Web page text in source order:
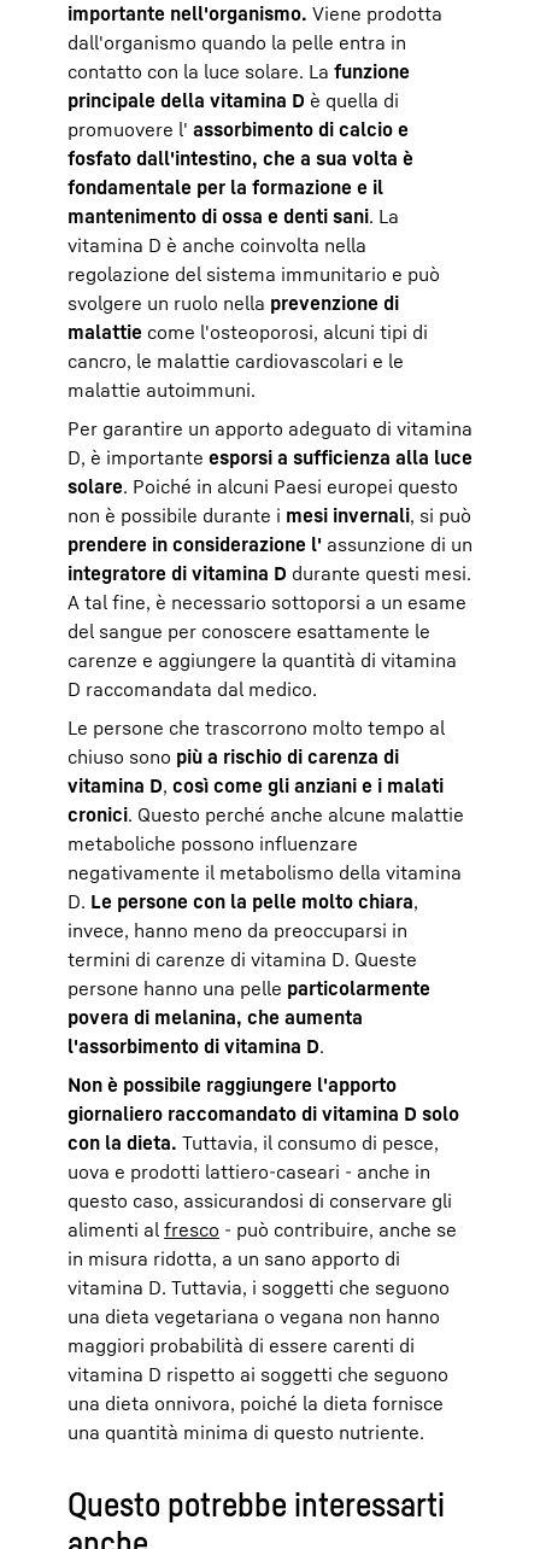
importante nell'organismo. Viene prodotta
dall'organismo quando la pelle entra in
contatto con la luce solare. La funzione
principale della vitamina D è quella di
promuovere l' assorbimento di calcio e
fosfato dall'intestino, che a sua volta è
fondamentale per la formazione e il
mantenimento di ossa e denti sani. La
vitamina D è anche coinvolta nella
regolazione del sistema immunitario e può
svolgere un ruolo nella prevenzione di
malattie come l'osteoporosi, alcuni tipi di
cancro, le malattie cardiovascolari e le
malattie autoimmuni.
Per garantire un apporto adeguato di vitamina
D, è importante esporsi a sufficienza alla luce
solare. Poiché in alcuni Paesi europei questo
non è possibile durante i mesi invernali, si può
prendere in considerazione l' assunzione di un
integratore di vitamina D durante questi mesi.
A tal fine, è necessario sottoporsi a un esame
del sangue per conoscere esattamente le
carenze e aggiungere la quantità di vitamina
D raccomandata dal medico.
Le persone che trascorrono molto tempo al
chiuso sono più a rischio di carenza di
vitamina D, così come gli anziani e i malati
cronici. Questo perché anche alcune malattie
metaboliche possono influenzare
negativamente il metabolismo della vitamina
D. Le persone con la pelle molto chiara,
invece, hanno meno da preoccuparsi in
termini di carenze di vitamina D. Queste
persone hanno una pelle particolarmente
povera di melanina, che aumenta
l'assorbimento di vitamina D.
Non è possibile raggiungere l'apporto
giornaliero raccomandato di vitamina D solo
con la dieta. Tuttavia, il consumo di pesce,
uova e prodotti lattiero-caseari - anche in
questo caso, assicurandosi di conservare gli
alimenti al fresco - può contribuire, anche se
in misura ridotta, a un sano apporto di
vitamina D. Tuttavia, i soggetti che seguono
una dieta vegetariana o vegana non hanno
maggiori probabilità di essere carenti di
vitamina D rispetto ai soggetti che seguono
una dieta onnivora, poiché la dieta fornisce
una quantità minima di questo nutriente.
Questo potrebbe interessarti